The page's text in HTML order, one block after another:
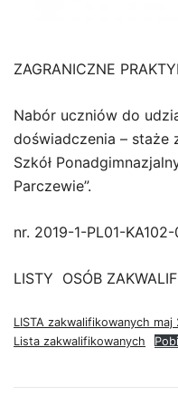
ZAGRANICZNE
Nabór uczniów do
doświadczenia – staże
Szkół
Parczewie”.
nr. 2019-1-PL01-
LISTY OSÓB
LISTA zakwalifikowanych maj
Lista zakwalifikowanych